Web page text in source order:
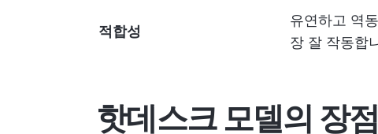
적합성
유연하고 역
장 잘 작동합
핫데스크 모델의 장점